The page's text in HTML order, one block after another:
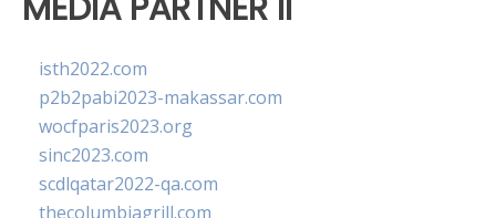
isth2022.com
p2b2pabi2023-makassar.com
wocfparis2023.org
sinc2023.com
scdlqatar2022-qa.com
thecolumbiagrill.com